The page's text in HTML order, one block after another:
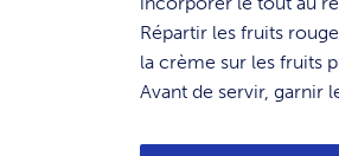
Répartir les fruits
la crème sur les fruits
Avant de servir, garnir